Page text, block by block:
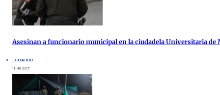
Asesinan a funcionario municipal en la ciudadela Universitaria de
ECUADOR
11:48 ECT